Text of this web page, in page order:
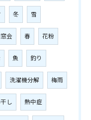
冬 雪
会 春 花粉
魚 釣り
洗濯機分解 梅雨
し 熱中症